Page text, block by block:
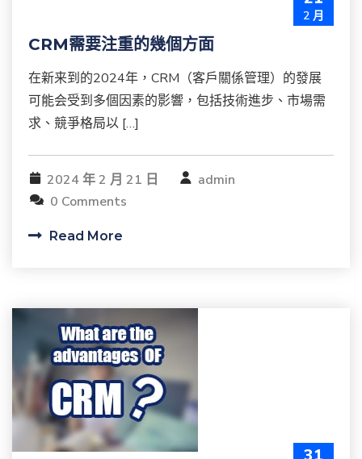
2 月
CRM需要注重的幾個方面
在新来到的2024年，CRM（客戶關係管理）的發展
可能会受到多個因素的影響，包括技術進步、市場需
求、競爭格局以 […]
2024 年 2 月 21 日
admin
0 Comments
Read More